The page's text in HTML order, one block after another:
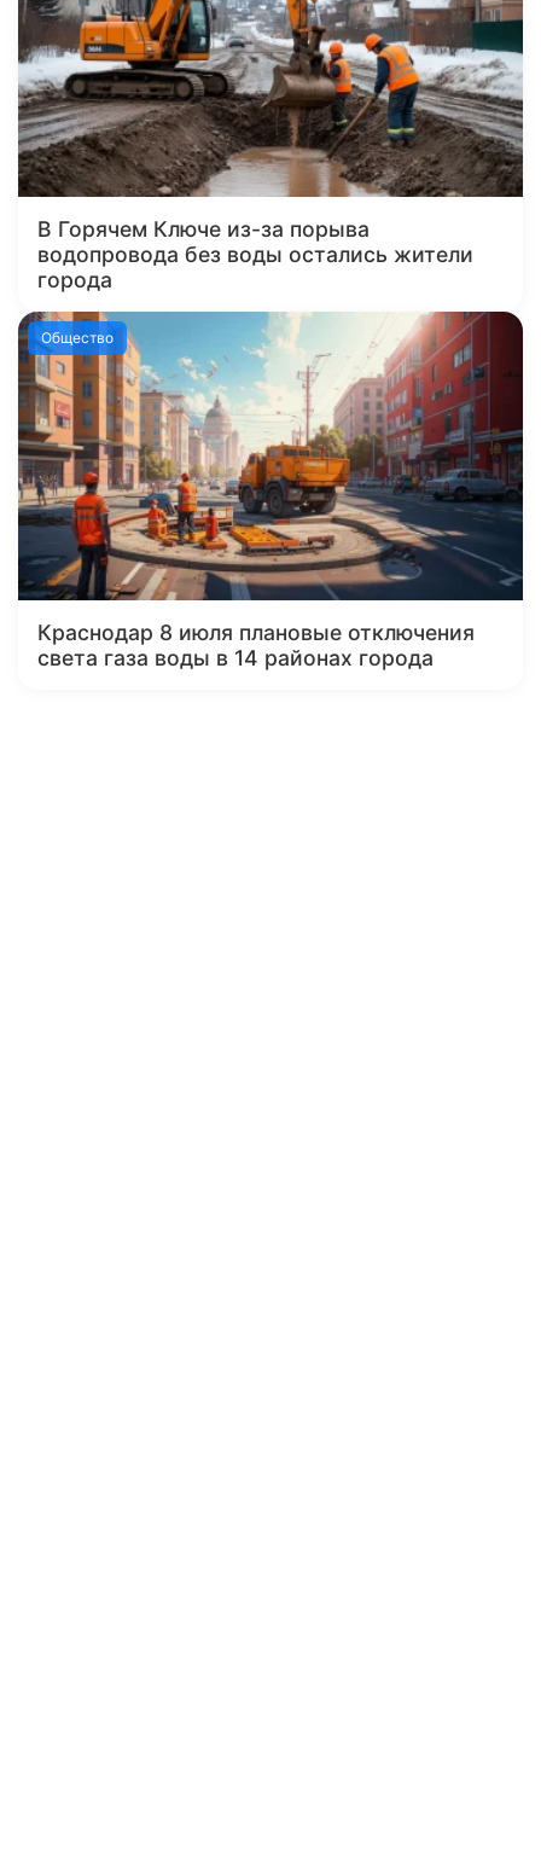
В Горячем Ключе из-за порыва
водопровода без воды остались жители
города
Общество
Краснодар 8 июля плановые отключения
света газа воды в 14 районах города